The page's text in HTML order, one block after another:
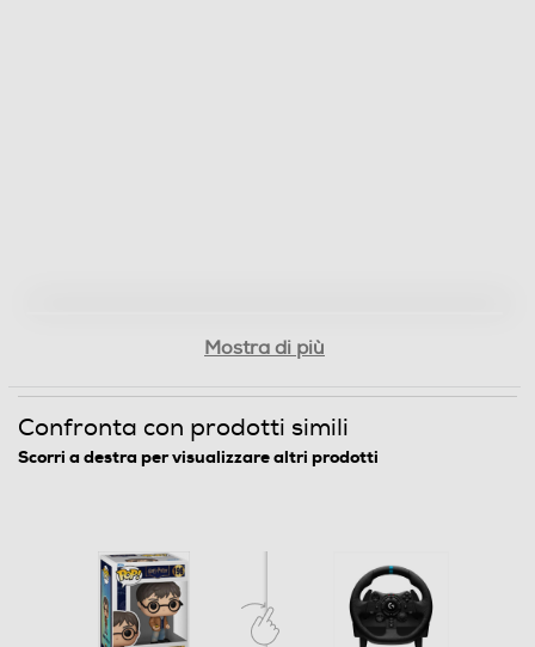
Mostra di più
Confronta con prodotti simili
Scorri a destra per visualizzare altri prodotti